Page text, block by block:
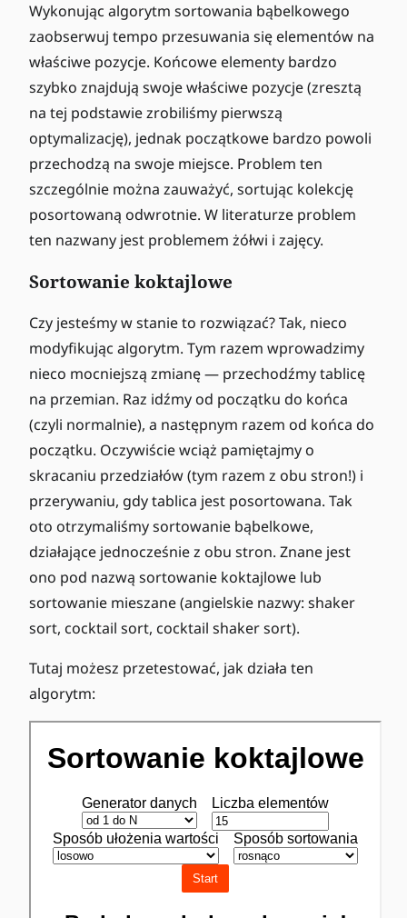
Wykonując algorytm sortowania bąbelkowego
zaobserwuj tempo przesuwania się elementów na
właściwe pozycje. Końcowe elementy bardzo
szybko znajdują swoje właściwe pozycje (zresztą
na tej podstawie zrobiliśmy pierwszą
optymalizację), jednak początkowe bardzo powoli
przechodzą na swoje miejsce. Problem ten
szczególnie można zauważyć, sortując kolekcję
posortowaną odwrotnie. W literaturze problem
ten nazwany jest problemem żółwi i zajęcy.
Sortowanie koktajlowe
Czy jesteśmy w stanie to rozwiązać? Tak, nieco
modyfikując algorytm. Tym razem wprowadzimy
nieco mocniejszą zmianę — przechodźmy tablicę
na przemian. Raz idźmy od początku do końca
(czyli normalnie), a następnym razem od końca do
początku. Oczywiście wciąż pamiętajmy o
skracaniu przedziałów (tym razem z obu stron!) i
przerywaniu, gdy tablica jest posortowana. Tak
oto otrzymaliśmy sortowanie bąbelkowe,
działające jednocześnie z obu stron. Znane jest
ono pod nazwą sortowanie koktajlowe lub
sortowanie mieszane (angielskie nazwy: shaker
sort, cocktail sort, cocktail shaker sort).
Tutaj możesz przetestować, jak działa ten
algorytm: